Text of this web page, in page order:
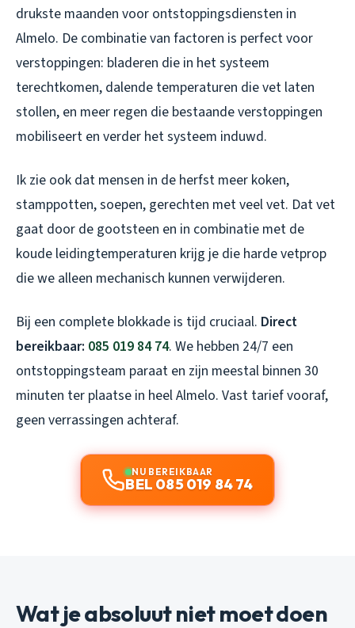
drukste maanden voor ontstoppingsdiensten in
Almelo. De combinatie van factoren is perfect voor
verstoppingen: bladeren die in het systeem
terechtkomen, dalende temperaturen die vet laten
stollen, en meer regen die bestaande verstoppingen
mobiliseert en verder het systeem induwd.
Ik zie ook dat mensen in de herfst meer koken,
stamppotten, soepen, gerechten met veel vet. Dat vet
gaat door de gootsteen en in combinatie met de
koude leidingtemperaturen krijg je die harde vetprop
die we alleen mechanisch kunnen verwijderen.
Bij een complete blokkade is tijd cruciaal. Direct
bereikbaar: 085 019 84 74. We hebben 24/7 een
ontstoppingsteam paraat en zijn meestal binnen 30
minuten ter plaatse in heel Almelo. Vast tarief vooraf,
geen verrassingen achteraf.
NU BEREIKBAAR
BEL 085 019 84 74
Wat je absoluut niet moet doen